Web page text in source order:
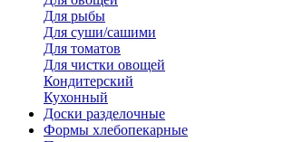
Для рыбы
Для суши/сашими
Для томатов
Для чистки овощей
Кондитерский
Кухонный
Доски разделочные
Формы хлебопекарные